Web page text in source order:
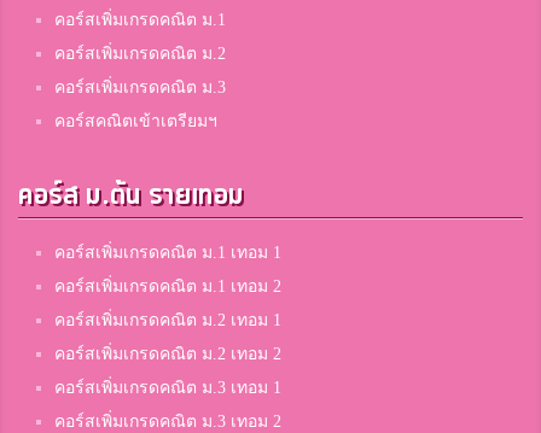
คอร์สเพิ่มเกรดคณิต ม.1
คอร์สเพิ่มเกรดคณิต ม.2
คอร์สเพิ่มเกรดคณิต ม.3
คอร์สคณิตเข้าเตรียมฯ
คอร์ส ม.ต้น รายเทอม
คอร์สเพิ่มเกรดคณิต ม.1 เทอม 1
คอร์สเพิ่มเกรดคณิต ม.1 เทอม 2
คอร์สเพิ่มเกรดคณิต ม.2 เทอม 1
คอร์สเพิ่มเกรดคณิต ม.2 เทอม 2
คอร์สเพิ่มเกรดคณิต ม.3 เทอม 1
คอร์สเพิ่มเกรดคณิต ม.3 เทอม 2